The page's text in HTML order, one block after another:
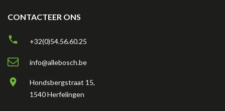
CONTACTEER ONS
+32(0)54.56.60.25
info@allebosch.be
Hondsbergstraat 15,
1540 Herfelingen